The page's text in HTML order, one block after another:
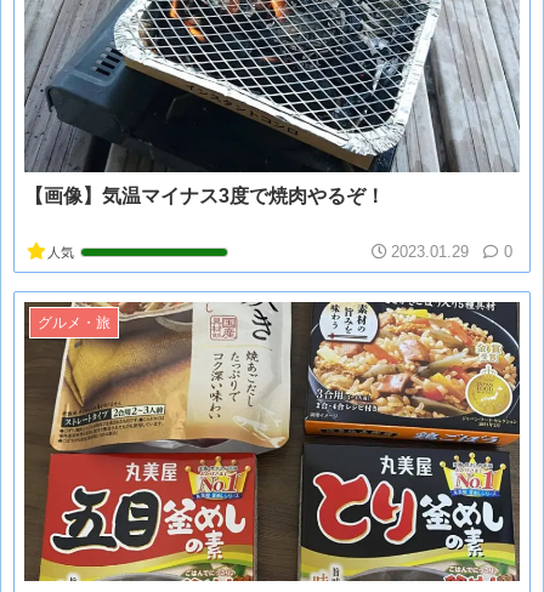
【画像】気温マイナス3度で焼肉やるぞ！
人気 2023.01.29 0
グルメ・旅